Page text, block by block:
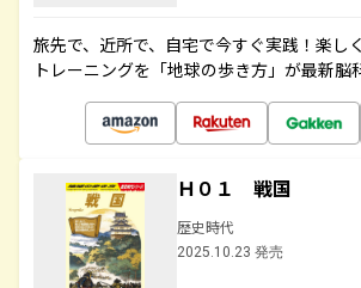
旅先で、近所で、自宅で今すぐ実践！楽し
トレーニングを「地球の歩き方」が最新脳
Ｈ０１ 戦国
歴史時代
2025.10.23 発売